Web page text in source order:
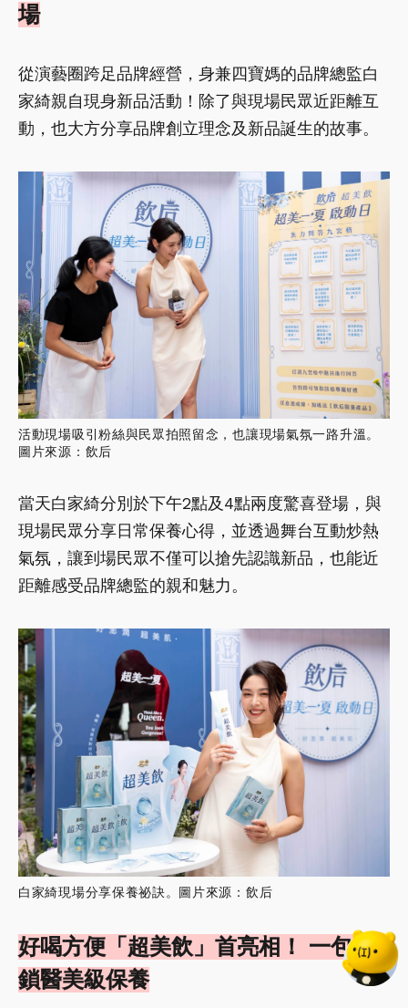
場
從演藝圈跨足品牌經營，身兼四寶媽的品牌總監白
家綺親自現身新品活動！除了與現場民眾近距離互
動，也大方分享品牌創立理念及新品誕生的故事。
活動現場吸引粉絲與民眾拍照留念，也讓現場氣氛一路升溫。
圖片來源：飲后
當天白家綺分別於下午2點及4點兩度驚喜登場，與
現場民眾分享日常保養心得，並透過舞台互動炒熱
氣氛，讓到場民眾不僅可以搶先認識新品，也能近
距離感受品牌總監的親和魅力。
白家綺現場分享保養祕訣。圖片來源：飲后
好喝方便「超美飲」首亮相！ 一包解
鎖醫美級保養